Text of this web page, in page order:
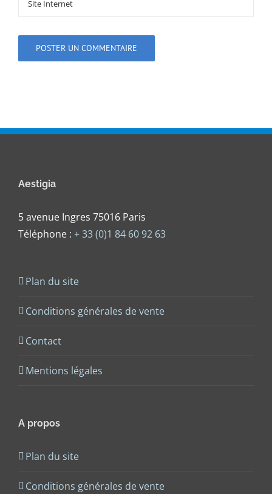
Aestigia
5 avenue Ingres 75016 Paris
Téléphone : + 33 (0)1 84 60 92 63
Plan du site
Conditions générales de vente
Contact
Mentions légales
A propos
Plan du site
Conditions générales de vente